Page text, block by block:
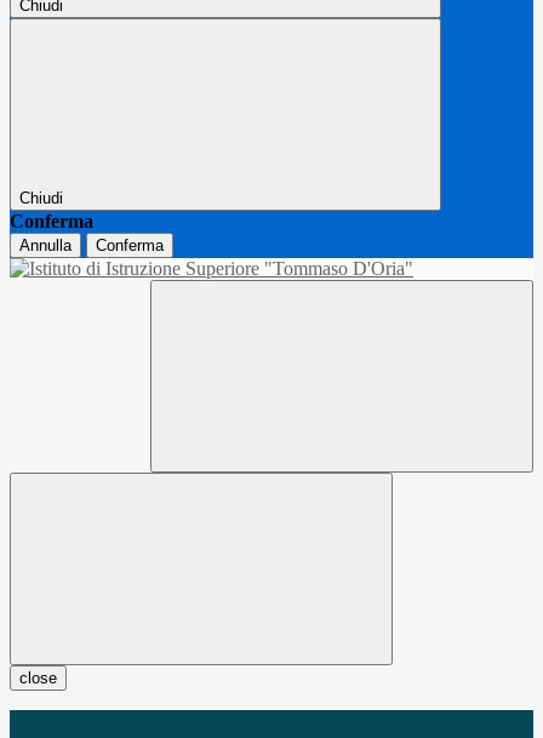
Chiudi
Chiudi
Conferma
Annulla Conferma
close